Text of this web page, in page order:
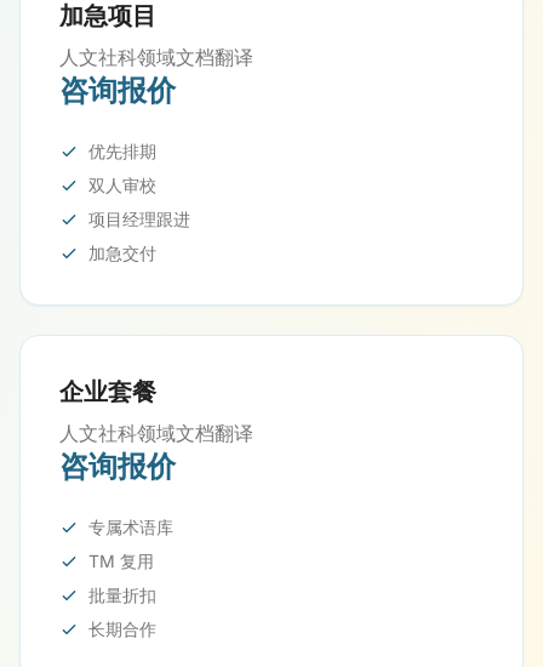
加急项目
人文社科领域文档翻译
咨询报价
优先排期
双人审校
项目经理跟进
加急交付
企业套餐
人文社科领域文档翻译
咨询报价
专属术语库
TM 复用
批量折扣
长期合作